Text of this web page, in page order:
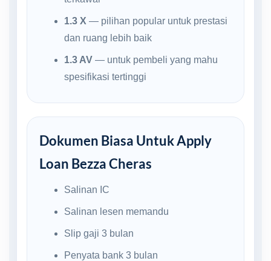
1.3 X — pilihan popular untuk prestasi
dan ruang lebih baik
1.3 AV— untuk pembeli yang mahu
spesifikasi tertinggi
Dokumen Biasa Untuk Apply
Loan Bezza Cheras
Salinan IC
Salinan lesen memandu
Slip gaji 3 bulan
Penyata bank 3 bulan